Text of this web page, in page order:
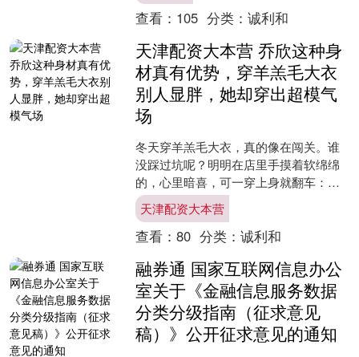
查看： 105 分类： 诚利和
天津配资大本营 乔欣这种身
材真有优势，穿羊羔毛大衣
别人显胖，她却穿出超模气
场
冬天穿羊羔毛大衣，真的像在闯关。谁
没踩过坑呢？明明在店里手摸着软绵绵
的，心里暗喜，可一穿上身就翻车：肩
线垮得像扛了两大包棉花，肚子那块又
鼓得像藏了个暖手宝，原本....
天津配资大本营
查看： 80 分类： 诚利和
融券通 国家互联网信息办公
室关于《金融信息服务数据
分类分级指南（征求意见
稿）》公开征求意见的通知